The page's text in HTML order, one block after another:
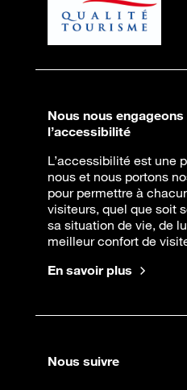
Nous nous
l’accessibilité
L’accessibilité est une
nous et nous portons
pour permettre à
visiteurs, quel que soit
sa situation de vie, de
meilleur confort de
En savoir plus
Nous suivre